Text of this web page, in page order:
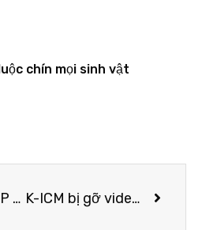
chín mọi sinh vật
Sơn Tùng M-TP gây ấn tượng với phong cách đẳng cấp dự triển lãm thời trang K-ICM bị gỡ video biểu diễn vì dính bản quyền?